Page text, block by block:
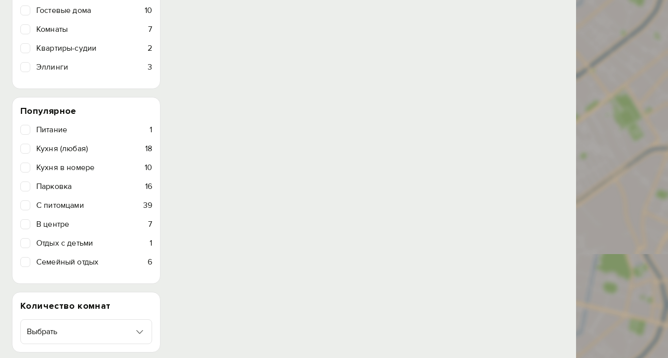
Гостевые дома
10
Комнаты
7
Квартиры-судии
2
Эллинги
3
Популярное
Питание
1
Кухня (любая)
18
Кухня в номере
10
Парковка
16
C питомцами
39
В центре
7
Отдых с детьми
1
Семейный отдых
6
Количество комнат
Выбрать